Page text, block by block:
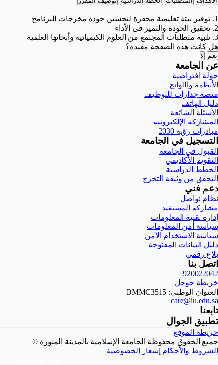
1. توفير بيئة تعليمية محفزة لتحسين جودة مخرجات البرنامج
2. تحقيق الجودة والتميز فى الأداء
3. تلبية متطلبات المجتمع من العلوم الكيميائية وأبحاثها العلمية
هل كانت هذه الصفحة مفيدة؟
نعم لا
عن الجامعة
جولة افتراضية
الأنظمة واللوائح
منصة جدارات للتوظيف
دليل الهاتف
الأسئلة الشائعة
المشاركة الإلكترونية
مبادرات رؤية 2030
التسجيل في الجامعة
القبول في الجامعة
التقويم الأكاديمي
الخطط الدراسية
التحقق من وثيقة التخرج
دعم فني
نظام تواصل
مشاركة المستفيد
إدارة تقنية المعلومات
سياسة أمن المعلومات
سياسة الاستخدام الآمن
دليل البيانات المفتوحة
بلاغ رقمي
اتصل بنا
920022042
خريطة جوجل
العنوان الوطني: DMMC3515
care@iu.edu.sa
تابعنا
تطبيق الجوال
خريطة الموقع
جميع الحقوق محفوظة الجامعة الإسلامية بالمدينة المنورة ©
الشروط والأحكام إشعار الخصوصية